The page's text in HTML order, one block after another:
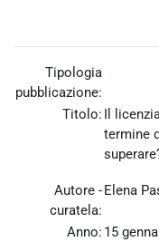
Tipologia
pubblicazione:
Titolo: Il
termine
Autore -
curatela:
Elena
Anno: 15